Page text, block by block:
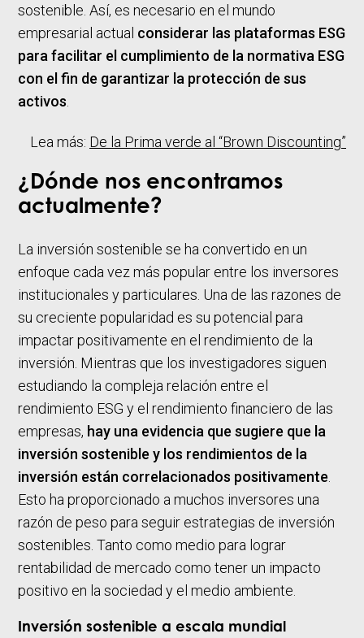
sostenible. Así, es necesario en el mundo
empresarial actual considerar las plataformas ESG
para facilitar el cumplimiento de la normativa ESG
con el fin de garantizar la protección de sus
activos
Lea más: De la Prima verde al “Brown Discounting”
¿Dónde nos encontramos
actualmente?
La inversión sostenible se ha convertido en un
enfoque cada vez más popular entre los inversores
institucionales y particulares. Una de las razones de
su creciente popularidad es su potencial para
impactar positivamente en el rendimiento de la
inversión. Mientras que los investigadores siguen
estudiando la compleja relación entre el
rendimiento ESG y el rendimiento financiero de las
empresas, hay una evidencia que sugiere que la
inversión sostenible y los rendimientos de la
inversión están correlacionados positivamente
Esto ha proporcionado a muchos inversores una
razón de peso para seguir estrategias de inversión
sostenibles. Tanto como medio para lograr
rentabilidad de mercado como tener un impacto
positivo en la sociedad y el medio ambiente.
Inversión sostenible a escala mundial